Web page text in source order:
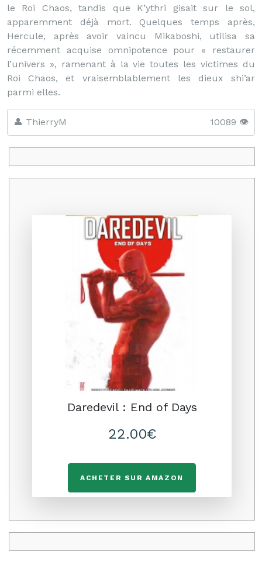
le Roi Chaos, tandis que K’ythri gisait sur le sol,
apparemment déjà mort. Quelques temps après,
Hercule, après avoir vaincu Mikaboshi, utilisa sa
récemment acquise omnipotence pour « restaurer
l’univers », ramenant à la vie toutes les victimes du
Roi Chaos, et vraisemblablement les dieux shi’ar
parmi elles.
👤 ThierryM 10089 👁️
Daredevil : End of Days
22.00€
ACHETER SUR AMAZON